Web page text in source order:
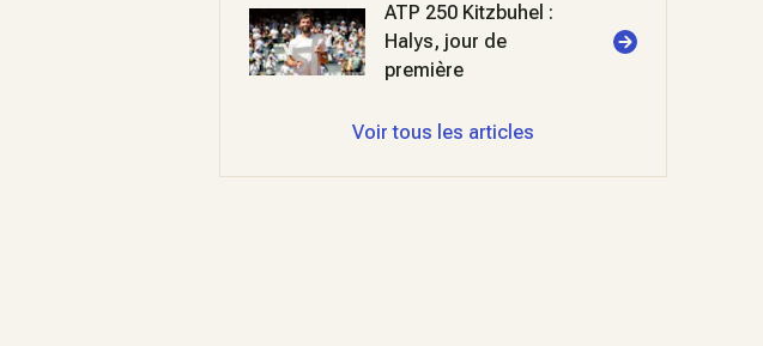
ATP 250 Kitzbuhel :
Halys, jour de
première
Voir tous les articles